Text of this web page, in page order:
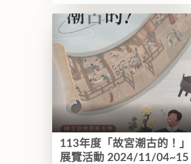
113年度「故宮潮古的！」
展覽活動 2024/11/04~15